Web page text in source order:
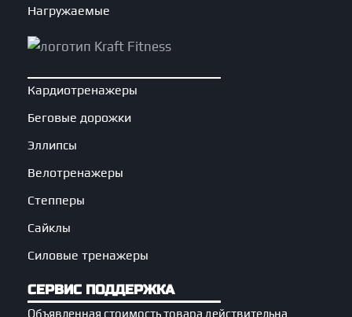
Нагружаемые
Кардиотренажеры
Беговые дорожки
Эллипсы
Велотренажеры
Степперы
Сайклы
Силовые тренажеры
СЕРВИС ПОДДЕРЖКА
Объявленная стоимость товара действительна